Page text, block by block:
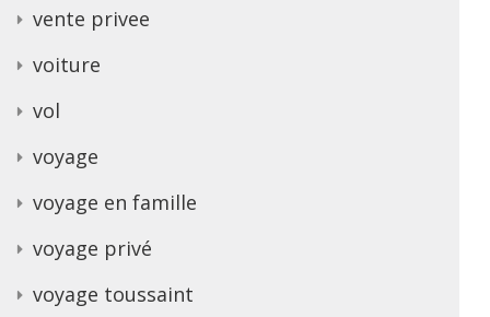
vente privee
voiture
vol
voyage
voyage en famille
voyage privé
voyage toussaint